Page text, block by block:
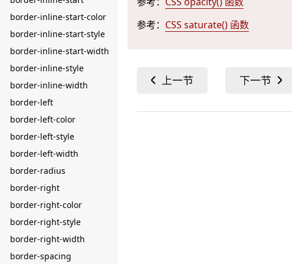
border-inline-start-color
border-inline-start-style
border-inline-start-width
border-inline-style
border-inline-width
border-left
border-left-color
border-left-style
border-left-width
border-radius
border-right
border-right-color
border-right-style
border-right-width
border-spacing
参考： CSS saturate() 函数